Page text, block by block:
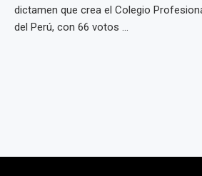
dictamen que crea el Colegio
del Perú, con 66 votos ...